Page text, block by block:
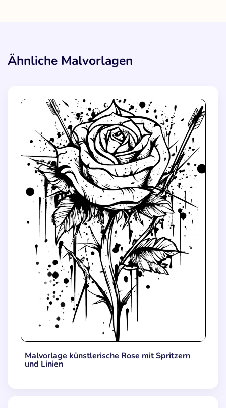
Ähnliche Malvorlagen
Malvorlage künstlerische Rose mit Spritzern
und Linien